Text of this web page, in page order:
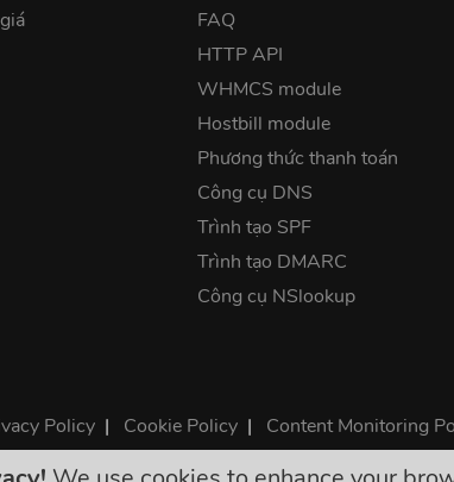
FAQ
HTTP API
WHMCS module
Hostbill module
Phương thức thanh toán
Công cụ DNS
Trình tạo SPF
Trình tạo DMARC
Công cụ NSlookup
Policy | Cookie Policy | Content Monitoring